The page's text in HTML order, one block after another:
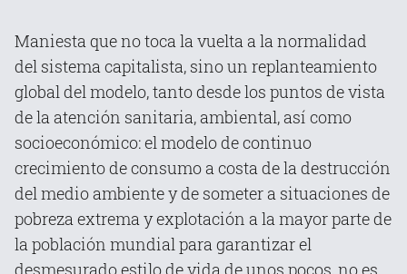
Maniesta que no toca la vuelta a la normalidad
del sistema capitalista, sino un replanteamiento
global del modelo, tanto desde los puntos de vista
de la atención sanitaria, ambiental, así como
socioeconómico: el modelo de continuo
crecimiento de consumo a costa de la destrucción
del medio ambiente y de someter a situaciones de
pobreza extrema y explotación a la mayor parte de
la población mundial para garantizar el
desmesurado estilo de vida de unos pocos, no es